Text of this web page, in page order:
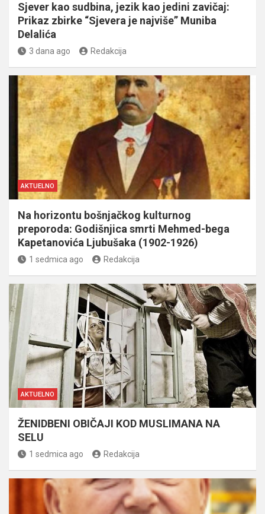
Sjever kao sudbina, jezik kao jedini zavičaj:
Prikaz zbirke “Sjevera je najviše” Muniba
Delalića
3 dana ago Redakcija
AKTUELNO
Na horizontu bošnjačkog kulturnog
preporoda: Godišnjica smrti Mehmed-bega
Kapetanovića Ljubušaka (1902-1926)
1 sedmica ago Redakcija
AKTUELNO
ŽENIDBENI OBIČAJI KOD MUSLIMANA NA
SELU
1 sedmica ago Redakcija